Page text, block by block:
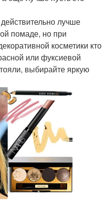
лучше
помаде, но при
косметики кто
или фуксиевой
выбирайте яркую